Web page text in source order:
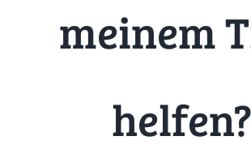
meinem
helfen?